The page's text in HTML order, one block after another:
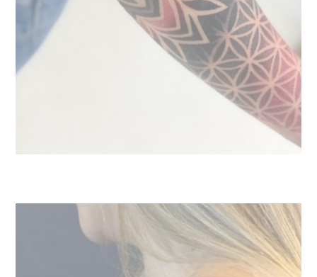
Black and gray realism tattoo
course by
Hugo Feisthere:
Use the coupon "INKF"for a 40% discount on valid
promotions.